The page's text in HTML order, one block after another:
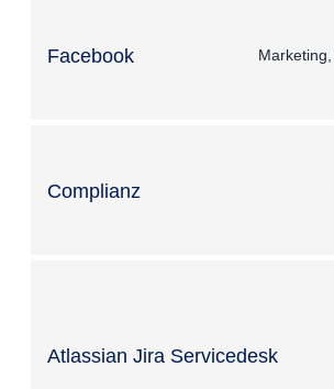
Facebook
Complianz
Atlassian Jira Servicedesk